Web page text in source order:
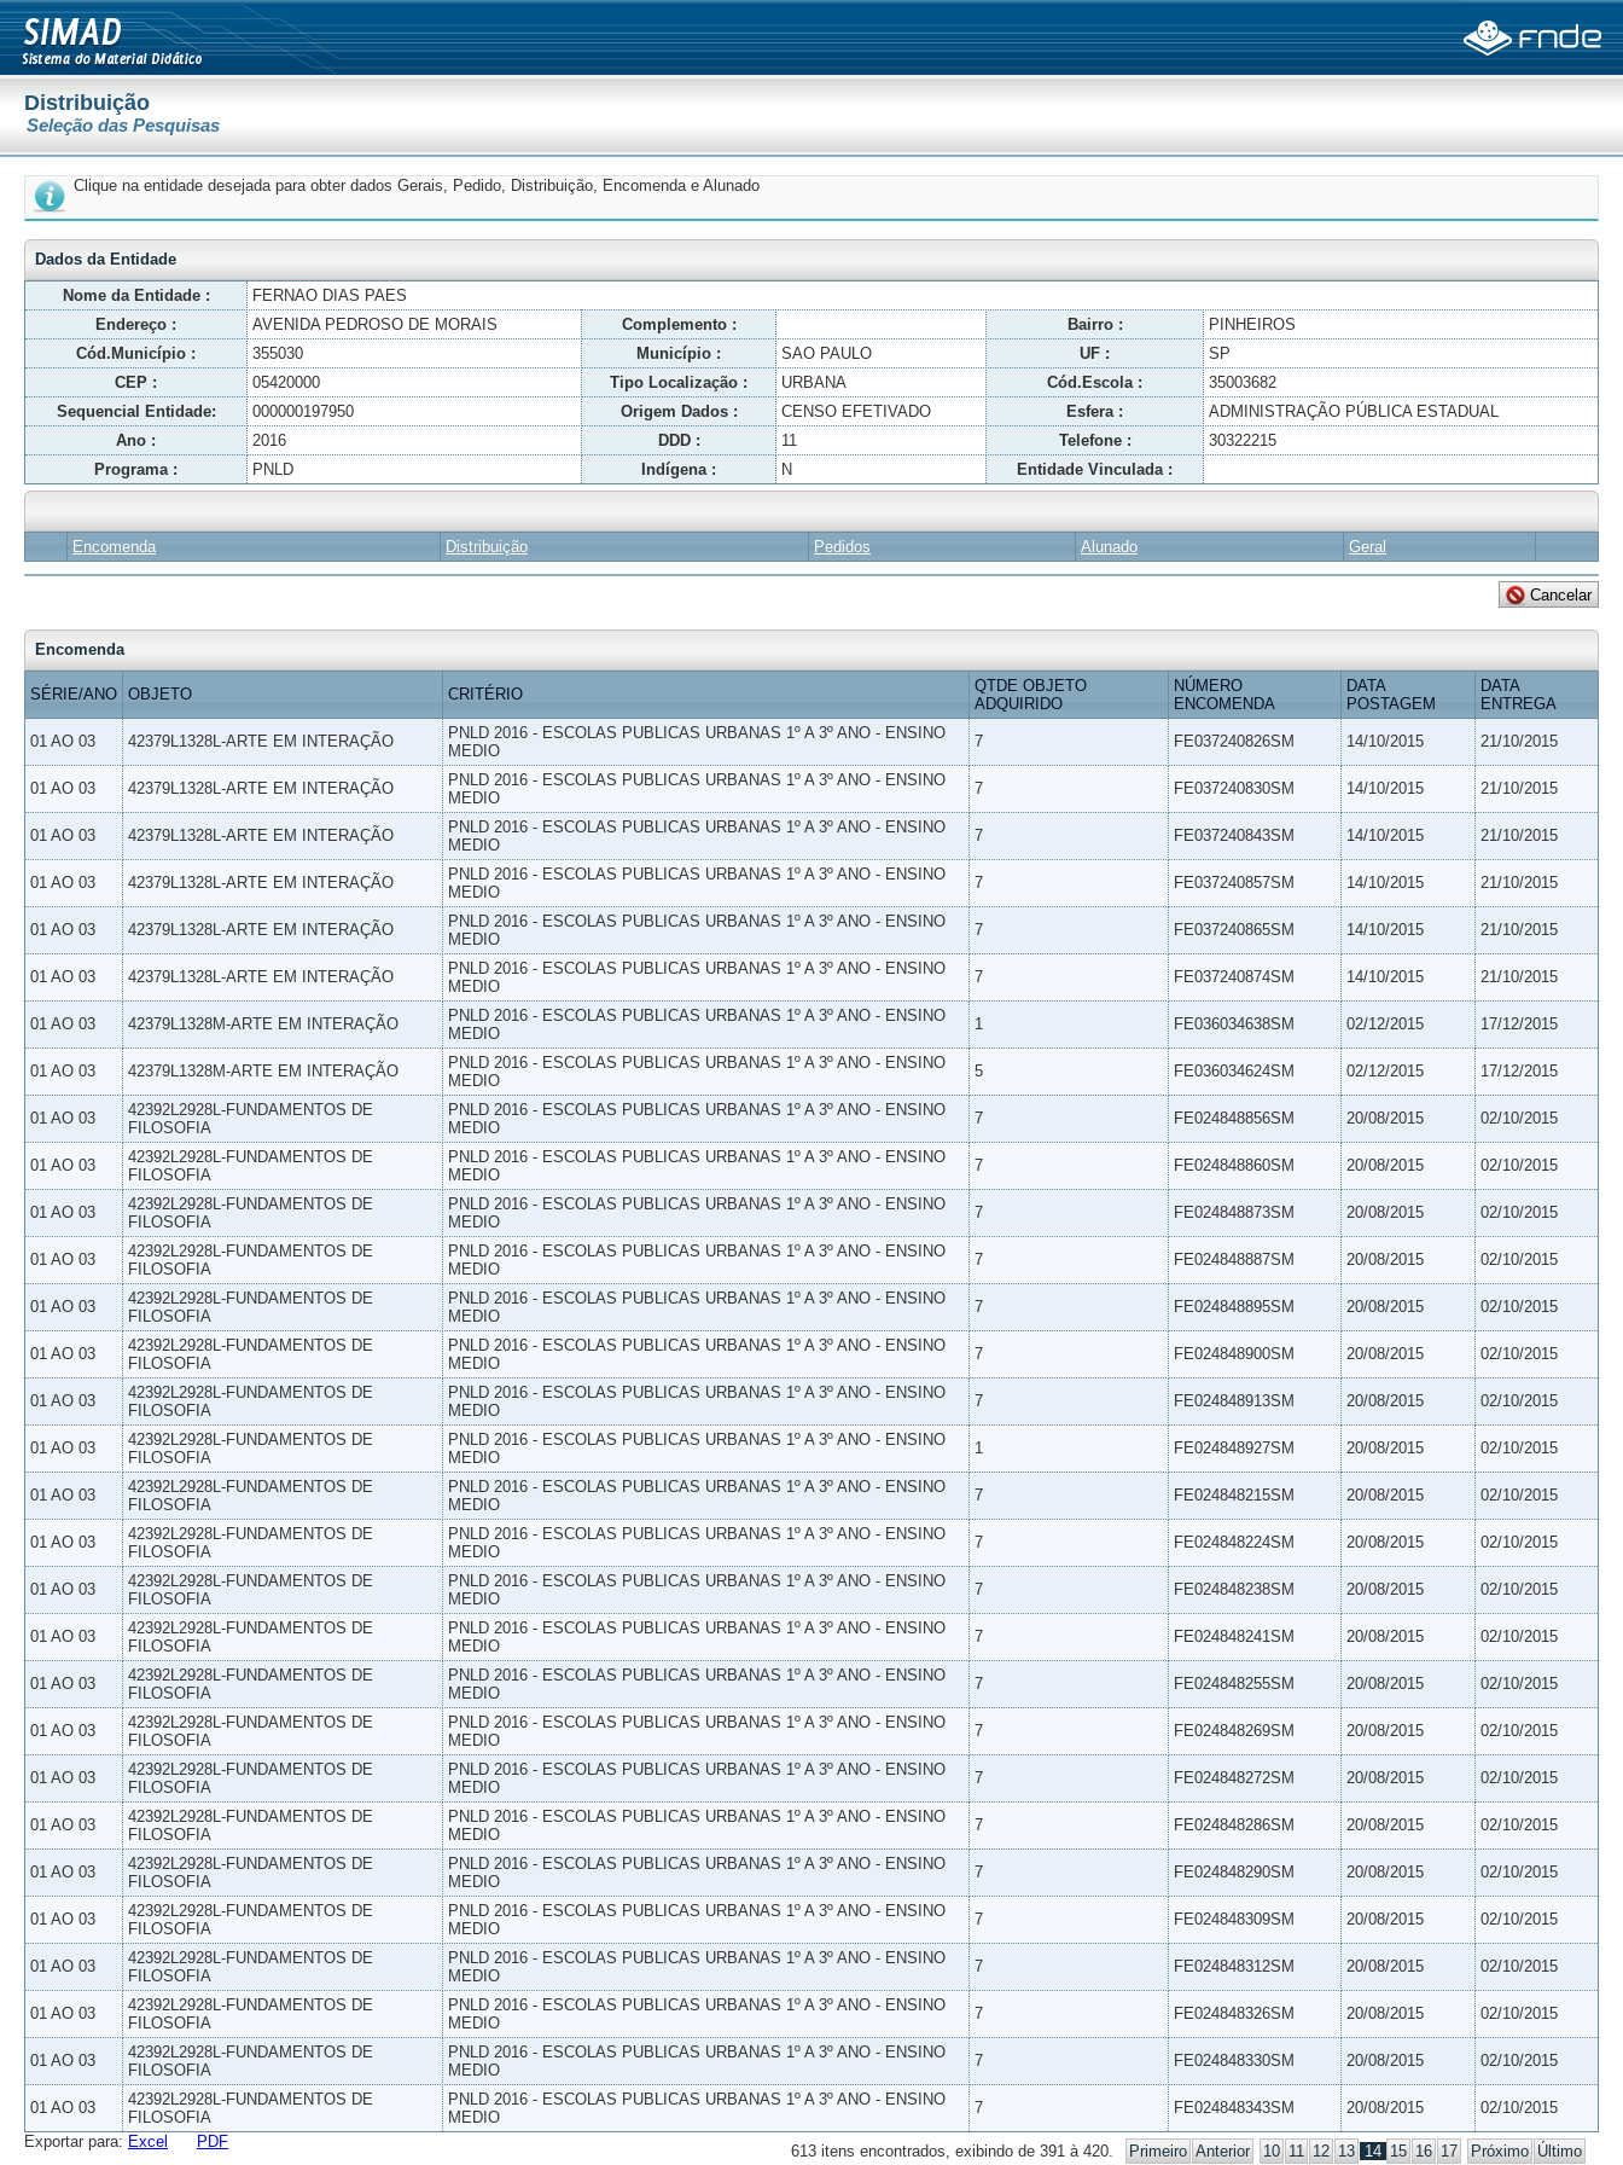
Distribuição
Seleção das Pesquisas
Clique na entidade desejada para obter dados Gerais, Pedido, Distribuição, Encomenda e Alunado
Dados da Entidade
Nome da Entidade :
FERNAO DIAS PAES
Endereço :
AVENIDA PEDROSO DE MORAIS Complemento : Bairro :
PINHEIROS
Cód.Município :
355030 Município : SAO PAULO UF :
SP
CEP :
05420000 Tipo Localização : URBANA Cód.Escola :
35003682
Sequencial Entidade:
000000197950 Origem Dados : CENSO EFETIVADO Esfera :
ADMINISTRAÇÃO PÚBLICA ESTADUAL
Ano :
2016 DDD : 11 Telefone :
30322215
Programa :
PNLD Indígena : N Entidade Vinculada :
Encomenda Distribuição Pedidos Alunado Geral
Encomenda
SÉRIE/ANO OBJETO CRITÉRIO
QTDE OBJETO
ADQUIRIDO
NÚMERO
ENCOMENDA
DATA
POSTAGEM
DATA
ENTREGA
01 AO 03 42379L1328L-ARTE EM INTERAÇÃO
PNLD 2016 - ESCOLAS PUBLICAS URBANAS 1º A 3º ANO - ENSINO
MEDIO
7 FE037240826SM 14/10/2015 21/10/2015
01 AO 03 42379L1328L-ARTE EM INTERAÇÃO
PNLD 2016 - ESCOLAS PUBLICAS URBANAS 1º A 3º ANO - ENSINO
MEDIO
7 FE037240830SM 14/10/2015 21/10/2015
01 AO 03 42379L1328L-ARTE EM INTERAÇÃO
PNLD 2016 - ESCOLAS PUBLICAS URBANAS 1º A 3º ANO - ENSINO
MEDIO
7 FE037240843SM 14/10/2015 21/10/2015
01 AO 03 42379L1328L-ARTE EM INTERAÇÃO
PNLD 2016 - ESCOLAS PUBLICAS URBANAS 1º A 3º ANO - ENSINO
MEDIO
7 FE037240857SM 14/10/2015 21/10/2015
01 AO 03 42379L1328L-ARTE EM INTERAÇÃO
PNLD 2016 - ESCOLAS PUBLICAS URBANAS 1º A 3º ANO - ENSINO
MEDIO
7 FE037240865SM 14/10/2015 21/10/2015
01 AO 03 42379L1328L-ARTE EM INTERAÇÃO
PNLD 2016 - ESCOLAS PUBLICAS URBANAS 1º A 3º ANO - ENSINO
MEDIO
7 FE037240874SM 14/10/2015 21/10/2015
01 AO 03 42379L1328M-ARTE EM INTERAÇÃO
PNLD 2016 - ESCOLAS PUBLICAS URBANAS 1º A 3º ANO - ENSINO
MEDIO
1 FE036034638SM 02/12/2015 17/12/2015
01 AO 03 42379L1328M-ARTE EM INTERAÇÃO
PNLD 2016 - ESCOLAS PUBLICAS URBANAS 1º A 3º ANO - ENSINO
MEDIO
5 FE036034624SM 02/12/2015 17/12/2015
01 AO 03
42392L2928L-FUNDAMENTOS DE
FILOSOFIA
PNLD 2016 - ESCOLAS PUBLICAS URBANAS 1º A 3º ANO - ENSINO
MEDIO
7 FE024848856SM 20/08/2015 02/10/2015
01 AO 03
42392L2928L-FUNDAMENTOS DE
FILOSOFIA
PNLD 2016 - ESCOLAS PUBLICAS URBANAS 1º A 3º ANO - ENSINO
MEDIO
7 FE024848860SM 20/08/2015 02/10/2015
01 AO 03
42392L2928L-FUNDAMENTOS DE
FILOSOFIA
PNLD 2016 - ESCOLAS PUBLICAS URBANAS 1º A 3º ANO - ENSINO
MEDIO
7 FE024848873SM 20/08/2015 02/10/2015
01 AO 03
42392L2928L-FUNDAMENTOS DE
FILOSOFIA
PNLD 2016 - ESCOLAS PUBLICAS URBANAS 1º A 3º ANO - ENSINO
MEDIO
7 FE024848887SM 20/08/2015 02/10/2015
01 AO 03
42392L2928L-FUNDAMENTOS DE
FILOSOFIA
PNLD 2016 - ESCOLAS PUBLICAS URBANAS 1º A 3º ANO - ENSINO
MEDIO
7 FE024848895SM 20/08/2015 02/10/2015
01 AO 03
42392L2928L-FUNDAMENTOS DE
FILOSOFIA
PNLD 2016 - ESCOLAS PUBLICAS URBANAS 1º A 3º ANO - ENSINO
MEDIO
7 FE024848900SM 20/08/2015 02/10/2015
01 AO 03
42392L2928L-FUNDAMENTOS DE
FILOSOFIA
PNLD 2016 - ESCOLAS PUBLICAS URBANAS 1º A 3º ANO - ENSINO
MEDIO
7 FE024848913SM 20/08/2015 02/10/2015
01 AO 03
42392L2928L-FUNDAMENTOS DE
FILOSOFIA
PNLD 2016 - ESCOLAS PUBLICAS URBANAS 1º A 3º ANO - ENSINO
MEDIO
1 FE024848927SM 20/08/2015 02/10/2015
01 AO 03
42392L2928L-FUNDAMENTOS DE
FILOSOFIA
PNLD 2016 - ESCOLAS PUBLICAS URBANAS 1º A 3º ANO - ENSINO
MEDIO
7 FE024848215SM 20/08/2015 02/10/2015
01 AO 03
42392L2928L-FUNDAMENTOS DE
FILOSOFIA
PNLD 2016 - ESCOLAS PUBLICAS URBANAS 1º A 3º ANO - ENSINO
MEDIO
7 FE024848224SM 20/08/2015 02/10/2015
01 AO 03
42392L2928L-FUNDAMENTOS DE
FILOSOFIA
PNLD 2016 - ESCOLAS PUBLICAS URBANAS 1º A 3º ANO - ENSINO
MEDIO
7 FE024848238SM 20/08/2015 02/10/2015
01 AO 03
42392L2928L-FUNDAMENTOS DE
FILOSOFIA
PNLD 2016 - ESCOLAS PUBLICAS URBANAS 1º A 3º ANO - ENSINO
MEDIO
7 FE024848241SM 20/08/2015 02/10/2015
01 AO 03
42392L2928L-FUNDAMENTOS DE
FILOSOFIA
PNLD 2016 - ESCOLAS PUBLICAS URBANAS 1º A 3º ANO - ENSINO
MEDIO
7 FE024848255SM 20/08/2015 02/10/2015
01 AO 03
42392L2928L-FUNDAMENTOS DE
FILOSOFIA
PNLD 2016 - ESCOLAS PUBLICAS URBANAS 1º A 3º ANO - ENSINO
MEDIO
7 FE024848269SM 20/08/2015 02/10/2015
01 AO 03
42392L2928L-FUNDAMENTOS DE
FILOSOFIA
PNLD 2016 - ESCOLAS PUBLICAS URBANAS 1º A 3º ANO - ENSINO
MEDIO
7 FE024848272SM 20/08/2015 02/10/2015
01 AO 03
42392L2928L-FUNDAMENTOS DE
FILOSOFIA
PNLD 2016 - ESCOLAS PUBLICAS URBANAS 1º A 3º ANO - ENSINO
MEDIO
7 FE024848286SM 20/08/2015 02/10/2015
01 AO 03
42392L2928L-FUNDAMENTOS DE
FILOSOFIA
PNLD 2016 - ESCOLAS PUBLICAS URBANAS 1º A 3º ANO - ENSINO
MEDIO
7 FE024848290SM 20/08/2015 02/10/2015
01 AO 03
42392L2928L-FUNDAMENTOS DE
FILOSOFIA
PNLD 2016 - ESCOLAS PUBLICAS URBANAS 1º A 3º ANO - ENSINO
MEDIO
7 FE024848309SM 20/08/2015 02/10/2015
01 AO 03
42392L2928L-FUNDAMENTOS DE
FILOSOFIA
PNLD 2016 - ESCOLAS PUBLICAS URBANAS 1º A 3º ANO - ENSINO
MEDIO
7 FE024848312SM 20/08/2015 02/10/2015
01 AO 03
42392L2928L-FUNDAMENTOS DE
FILOSOFIA
PNLD 2016 - ESCOLAS PUBLICAS URBANAS 1º A 3º ANO - ENSINO
MEDIO
7 FE024848326SM 20/08/2015 02/10/2015
01 AO 03
42392L2928L-FUNDAMENTOS DE
FILOSOFIA
PNLD 2016 - ESCOLAS PUBLICAS URBANAS 1º A 3º ANO - ENSINO
MEDIO
7 FE024848330SM 20/08/2015 02/10/2015
01 AO 03
42392L2928L-FUNDAMENTOS DE
FILOSOFIA
PNLD 2016 - ESCOLAS PUBLICAS URBANAS 1º A 3º ANO - ENSINO
MEDIO
7 FE024848343SM 20/08/2015 02/10/2015
613 itens encontrados, exibindo de 391 à 420. Primeiro Anterior 10 11 12 13 14 15 16 17 Próximo Último
Exportar para: Excel PDF